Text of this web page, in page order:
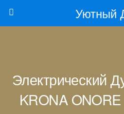
Уютный
Электрический
KRONA